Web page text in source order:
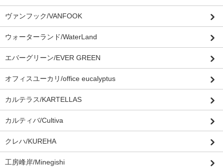
ヴァンフック/VANFOOK
ウォーターランド/WaterLand
エバーグリーン/EVER GREEN
オフィスユーカリ/office eucalyptus
カルテラス/KARTELLAS
カルティバ/Cultiva
クレハ/KUREHA
工房峰岸/Minegishi